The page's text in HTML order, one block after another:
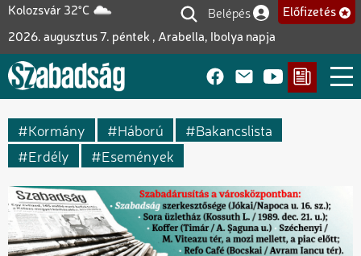
Ugrás
tartalomra
Kolozsvár 32°C
2026. augusztus 7. péntek , Arabella, Ibolya napja
Felhasználói fiók
Belépés Előfizetés
Kormány Háború
Bakancslista
Erdély
Események